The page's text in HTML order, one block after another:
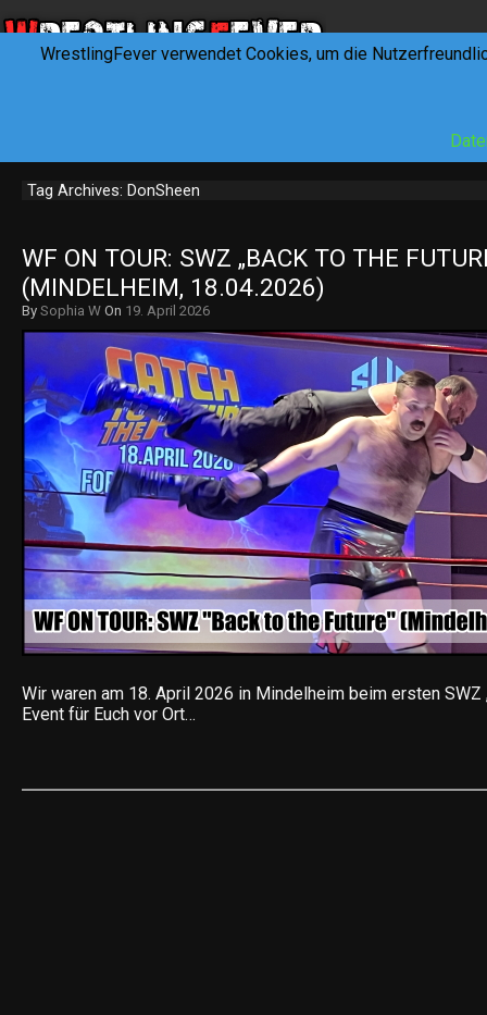
Tag Archives: DonSheen
WF ON TOUR: SWZ „BACK TO THE
(MINDELHEIM, 18.04.2026)
By Sophia W On 19. April 2026
Wir waren am 18. April 2026 in Mindelheim beim ersten SWZ
Event für Euch vor Ort…
WrestlingFever verwendet Cookies, um die